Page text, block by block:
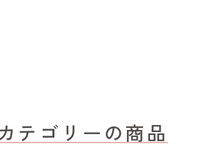
テゴリーの商品